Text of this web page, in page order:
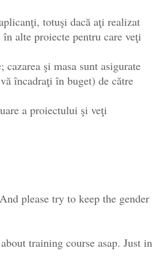
totuşi dacă aţi realizat
alte proiecte pentru care veţi
şi masa sunt asigurate
încadraţi în buget) de către
a proiectului şi veţi
please try to keep the gender
training course asap. Just in